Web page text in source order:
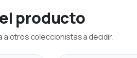
producto
a otros coleccionistas a decidir.